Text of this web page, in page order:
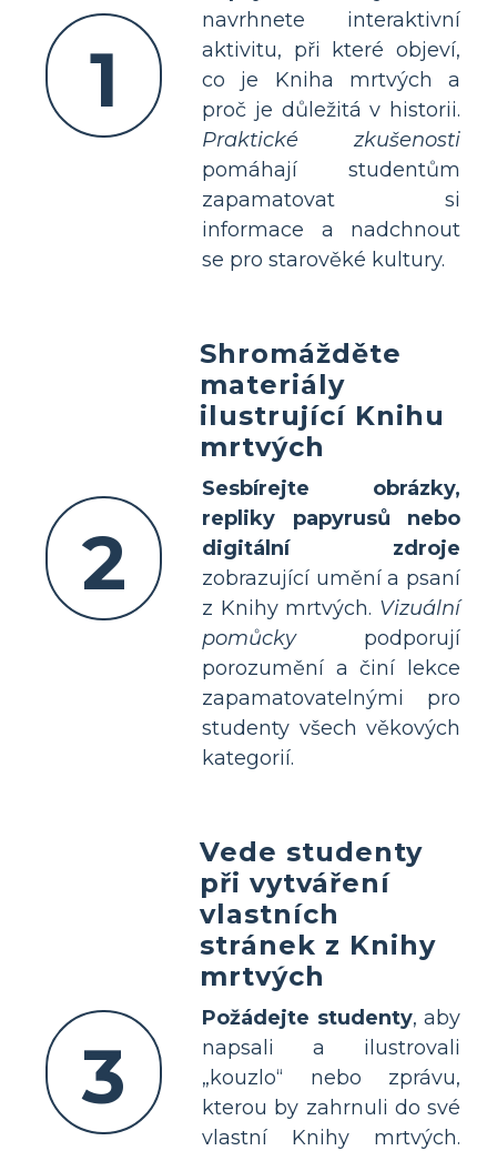
1
navrhnete interaktivní
aktivitu, při které objeví,
co je Kniha mrtvých a
proč je důležitá v historii.
Praktické zkušenosti
pomáhají studentům
zapamatovat si
informace a nadchnout
se pro starověké kultury.
2
Shromážděte
materiály
ilustrující Knihu
mrtvých
Sesbírejte obrázky,
repliky papyrusů nebo
digitální zdroje
zobrazující umění a psaní
z Knihy mrtvých. Vizuální
pomůckypodporují
porozumění a činí lekce
zapamatovatelnými pro
studenty všech věkových
kategorií.
3
Vede studenty
při vytváření
vlastních
stránek z Knihy
mrtvých
Požádejte studenty, aby
napsali a ilustrovali
„kouzlo“ nebo zprávu,
kterou by zahrnuli do své
vlastní Knihy mrtvých.